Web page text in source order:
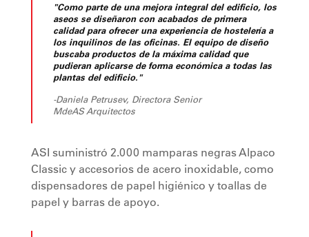
"Como parte de una mejora integral del edificio, los
aseos se diseñaron con acabados de primera
calidad para ofrecer una experiencia de hostelería a
los inquilinos de las oficinas. El equipo de diseño
buscaba productos de la máxima calidad que
pudieran aplicarse de forma económica a todas las
plantas del edificio."
-Daniela Petrusev, Directora Senior
MdeAS Arquitectos
ASI suministró 2.000 mamparas negras Alpaco
Classic y accesorios de acero inoxidable, como
dispensadores de papel higiénico y toallas de
papel y barras de apoyo.